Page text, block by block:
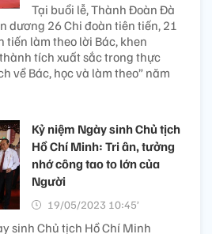
Tại buổi lễ, Thành Đoàn Đà
dương 26 Chi đoàn tiên tiến, 21
làm theo lời Bác, khen
tích xuất sắc trong thực
về Bác, học và làm theo” năm
Kỷ niệm Ngày sinh Chủ tịch
Hồ Chí Minh: Tri ân, tưởng
nhớ công tao to lớn của
Người
19/05/2023 10:45’
sinh Chủ tịch Hồ Chí Minh